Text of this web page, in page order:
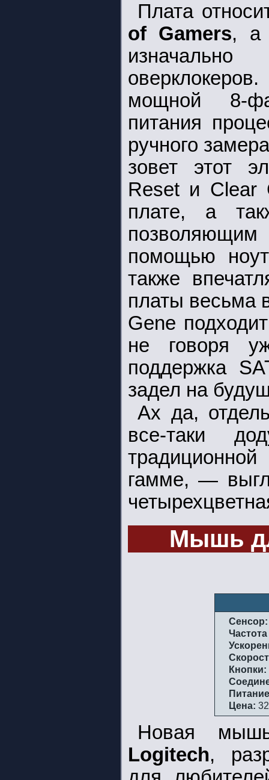
Плата
of Gamers, а
изначально
мощной 8-
питания
ручного
зовет этот
Reset и Clear
плате, а
помощью
также
платы весьма
Gene
не говоря
поддержка
задел на
Ах да,
все-таки
гамме, —
Мышь
Сенсор:
Кнопки:
Цена:
Новая
Logitech,